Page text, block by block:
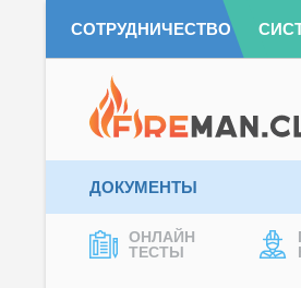
СОТРУДНИЧЕСТВО
ДОКУМЕНТЫ
ОНЛАЙН
ТЕСТЫ